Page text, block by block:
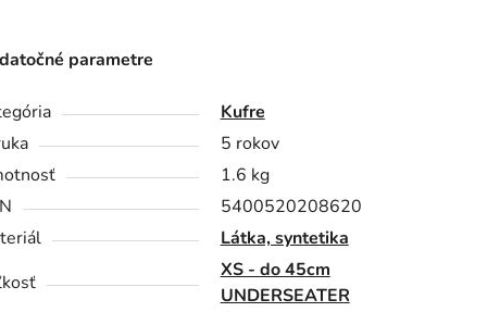
parametre
Kufre
5 rokov
1.6 kg
5400520208620
Látka, syntetika
XS - do 45cm
UNDERSEATER